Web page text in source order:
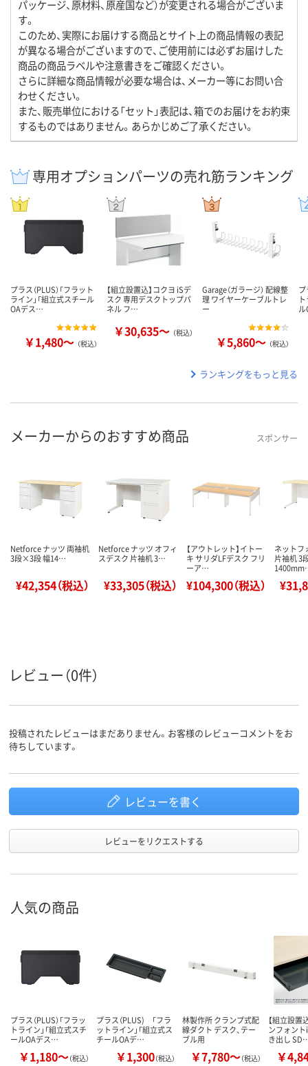
パッケージ、原材料、原産国など）が変更される場合がございま
す。
このため、実際にお届けする商品とサイト上の商品情報の表記
が異なる場合がございますので、ご使用前には必ずお届けした
商品の商品ラベルや注意書きをご確認ください。
さらに詳細な商品情報が必要な場合は、メーカー等にお問い合
わせください。
また、販売単位における「セット」表記は、箱でのお届けをお約束
するものではありません。あらかじめご了承ください。
専用オプションパーツの売れ筋ランキング
プラス（PLUS）「フラット
ライン」「組立式スチール
OAデス…
￥1,480～ （税込）
【組立設置込】コクヨ iSデ
スク 専用デスクトップパ
ネル フ…
￥30,635～ （税込）
Garage（ガラージ） 配線整
理 ワイヤーケーブルトレ
ー
￥5,860～ （税込）
ランキングをもっと見る
メーカーからのおすすめ商品 スポンサー
Netforce ナッツ 両袖机
3段×3段 幅14…
¥42,354（税込）
Netforce ナッツ オフィ
スデスク 片袖机 3…
¥33,305（税込）
【アウトレット】イトー
キ サリダLFデスク フリ
ーア…
¥104,300（税込）
ネットフ
片袖机 3
レビュー（0件）
投稿されたレビューはまだありません。お客様のレビューコメントをお
待ちしています。
レビューを書く
レビューをリクエストする
人気の商品
プラス（PLUS）「フラッ
トライン」「組立式スチ
ールOAデス…
￥1,180～（税込）
プラス（PLUS) 「フラ
ットライン」「組立式ス
チールOAデ…
￥1,300（税込）
林製作所 クランプ式配
線ダクト デスク、テー
ブル用
￥7,780～（税込）
【組立設置
ンフォン
き出し
￥